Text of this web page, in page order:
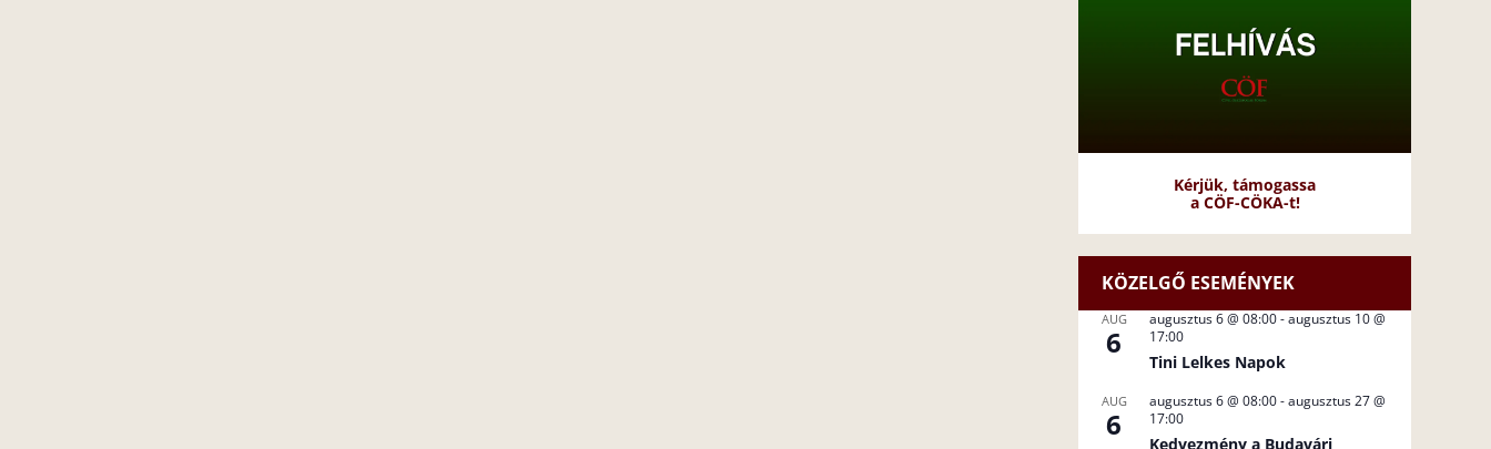
Kérjük, támogassa
a CÖF-CÖKA-t!
KÖZELGŐ ESEMÉNYEK
AUG
6
augusztus 6 @ 08:00-augusztus 10 @
17:00
Tini Lelkes Napok
AUG
6
augusztus 6 @ 08:00-augusztus 27 @
17:00
Kedvezmény a Budavári